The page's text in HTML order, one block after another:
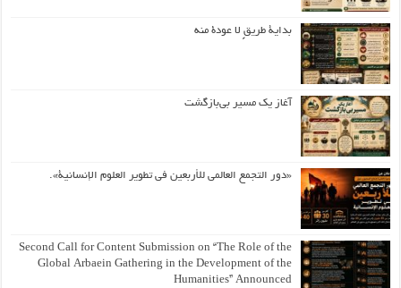
بداية طريقٍ لا عودة منه
آغاز یک مسیر بی‌بازگشت
«دور التجمع العالمي للأربعين في تطوير العلوم الإنسانية».
Second Call for Content Submission on “The Role of the
Global Arbaein Gathering in the Development of the
Humanities” Announced